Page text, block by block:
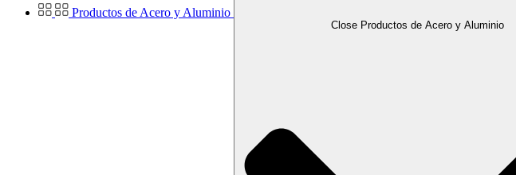
Productos de Acero y Aluminio
Close Productos de Acero y Aluminio